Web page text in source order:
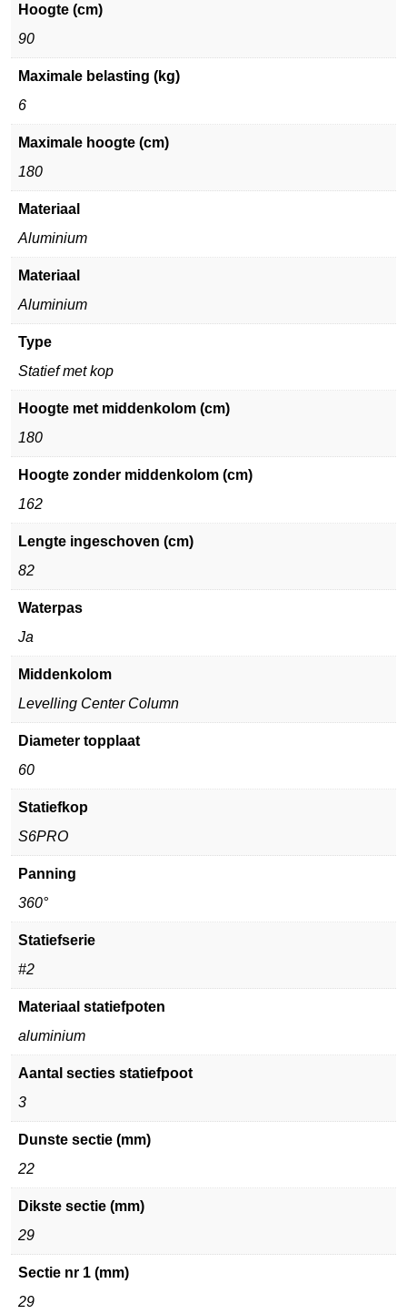
Hoogte (cm)
90
Maximale belasting (kg)
6
Maximale hoogte (cm)
180
Materiaal
Aluminium
Materiaal
Aluminium
Type
Statief met kop
Hoogte met middenkolom (cm)
180
Hoogte zonder middenkolom (cm)
162
Lengte ingeschoven (cm)
82
Waterpas
Ja
Middenkolom
Levelling Center Column
Diameter topplaat
60
Statiefkop
S6PRO
Panning
360°
Statiefserie
#2
Materiaal statiefpoten
aluminium
Aantal secties statiefpoot
3
Dunste sectie (mm)
22
Dikste sectie (mm)
29
Sectie nr 1 (mm)
29